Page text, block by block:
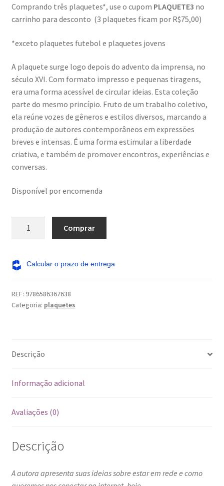
Comprando três plaquetes*, use o cupom PLAQUETE3 no
carrinho para desconto (3 plaquetes ficam por R$75,00)
*exceto plaquetes futebol e plaquetes jovens
A plaquete surge logo depois do advento da imprensa, no
século XVI. Com formato impresso e pequenas tiragens,
era uma forma acessível de circular ideias. Esta coleção
parte do mesmo princípio. Fruto de um trabalho coletivo,
ela reúne vozes de gêneros e estilos diversos, marcando a
produção de autores contemporâneos em expressões
breves e intensas. É uma forma estimular a liberdade
criativa, e também de promover encontros, experiências e
conversas.
Disponível por encomenda
quantidade
Comprar
REF: 9786586367638
Categoria: plaquetes
Descrição
Informação adicional
Avaliações (0)
Descrição
A autora apresenta suas ideias sobre estar em rede e como